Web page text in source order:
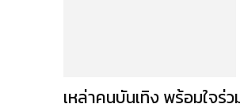
เหล่าคนบันเทิง พร้อมใจร่ว